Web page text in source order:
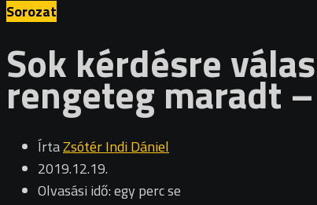
Sorozat
Sok kérdésre
rengeteg maradt
ÍrtaZsótér Indi Dániel
2019.12.19.
Olvasási idő: egy perc se